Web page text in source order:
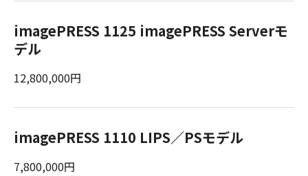
imagePRESS 1125 imagePRESS Serverモ
デル
12,800,000円
imagePRESS 1110 LIPS／PSモデル
7,800,000円